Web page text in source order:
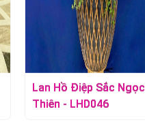
Lan Hồ Điệp Sắc Ngọc
Thiên - LHD046